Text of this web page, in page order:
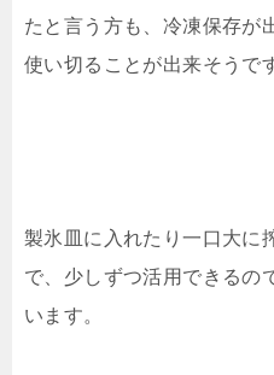
たと言う方も、冷凍保存が
使い切ることが出来そうで
製氷皿に入れたり一口大に
で、少しずつ活用できるの
います。